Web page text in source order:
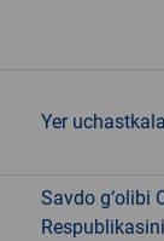
Yer
Savdo g‘olibi